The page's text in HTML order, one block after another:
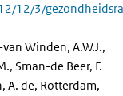
12/3/
Winden, A.W.J.,
Sman-de Beer, F.
A. de, Rotterdam,